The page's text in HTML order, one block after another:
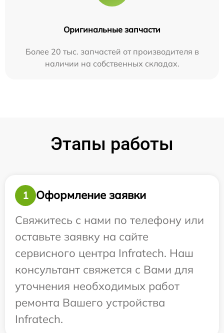
Оригинальные запчасти
Более 20 тыс. запчастей от производителя в
наличии на собственных складах.
Этапы работы
1
Оформление заявки
Свяжитесь с нами по телефону или
оставьте заявку на сайте
сервисного центра Infratech. Наш
консультант свяжется с Вами для
уточнения необходимых работ
ремонта Вашего устройства
Infratech.